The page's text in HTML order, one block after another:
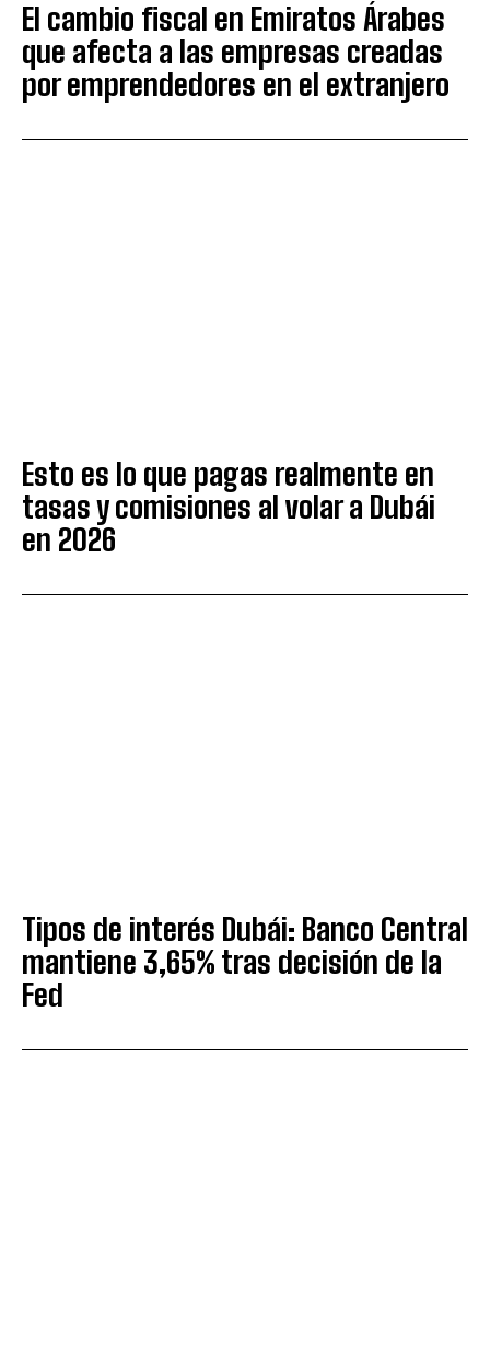
El cambio fiscal en Emiratos Árabes
que afecta a las empresas creadas
por emprendedores en el extranjero
Esto es lo que pagas realmente en
tasas y comisiones al volar a Dubái
en 2026
Tipos de interés Dubái: Banco Central
mantiene 3,65% tras decisión de la
Fed